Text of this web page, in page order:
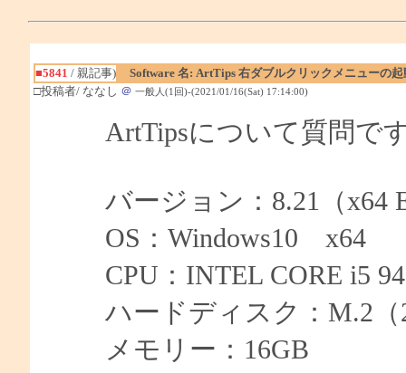
■5841 / 親記事)
Software 名: ArtTips 右ダブルクリックメニューの起
□投稿者/ ななし ＠ 一般人(1回)-(2021/01/16(Sat) 17:14:00)
ArtTipsについて質問で
バージョン：8.21（x64
OS：Windows10 x64
CPU：INTEL CORE i5
ハードディスク：M.2（
メモリー：16GB